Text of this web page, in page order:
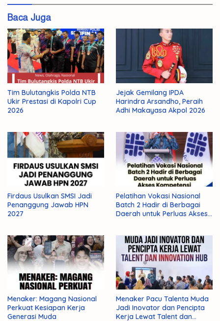
Pers
Republik
I
RI
Serikat
Baca Juga
Tim Bulutangkis Polda NTB
Ukir Prestasi di Kapolri Cup
2026
Jejak Gemilang IPDA
Harindra Arsandho, Peraih
Adhi Makayasa Akpol 2026
Firdaus Usulkan SMSI Jadi
Penanggung Jawab HPN
2027
Pelatihan Vokasi Nasional
Batch 2 Hadir di Berbagai
Daerah untuk Perluas Akses
Menaker: Magang Nasional
Perkuat Kesiapan Kerja
Generasi Muda
Menaker Pacu Talenta Muda
Jadi Inovator dan Pencipta
Kerja Lewat Talent dan